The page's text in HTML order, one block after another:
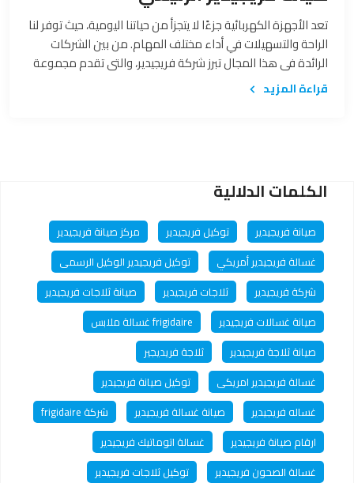
تعد الأجهزة الكهربائية جزءًا لا يتجزأ من حياتنا اليومية، حيث توفر لنا
الراحة والتسهيلات في أداء مختلف المهام. من بين الشركات
الرائدة في هذا المجال تبرز شركة فريجيدير، والتي تقدم مجموعة
متنوعة من الأجهزة الكهربائية عالية الجودة. يعتبر الاهتمام
بصيانة أجهزة فريجيدير الرئيسية خطوة ضرورية لضمان استمرارية
قراءة المزيد
الكلمات الدلالية
صيانة فريجيدير توكيل فريجيدير
مركز صيانة فريجيدير
غسالة فريجيدير أمريكي
توكيل فريجيدير الوكيل الرسمى
شركة فريجيدير
ثلاجات فريجيدير
صيانة ثلاجات فريجيدير
صيانة غسالات فريجيدير
frigidaire غسالة ملابس
صيانة ثلاجة فريجيدير
ثلاجة فريديجير
غسالة فريجيدير امريكى
توكيل صيانة فريجيدير
غساله فريجيدير
صيانة غسالة فريجيدير
شركة frigidaire
ارقام صيانة فريجيدير
غسالة اتوماتيك فريجيدير
غسالة الصحون فريجيدير
توكيل ثلاجات فريجيدير